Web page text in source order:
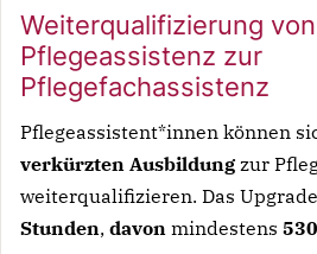
Weiterqualifizierung
Pflegeassistenz zur
Pflegefachassistenz
Pflegeassistent*innen können
verkürzten Ausbildung zur
weiterqualifizieren. Das
Stunden, davon mindestens
Lorem ipsum dolor sit amet,
adipisicing elit, sed do
incididunt ut labore et dolore
exercitation ullamco laboris
commodo consequat.